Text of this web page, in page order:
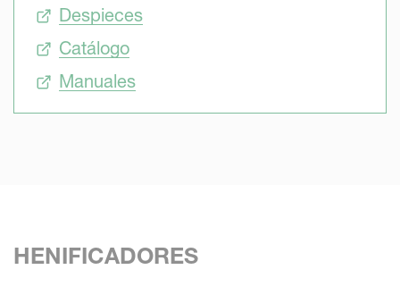
Despieces
Catálogo
Manuales
HENIFICADORES